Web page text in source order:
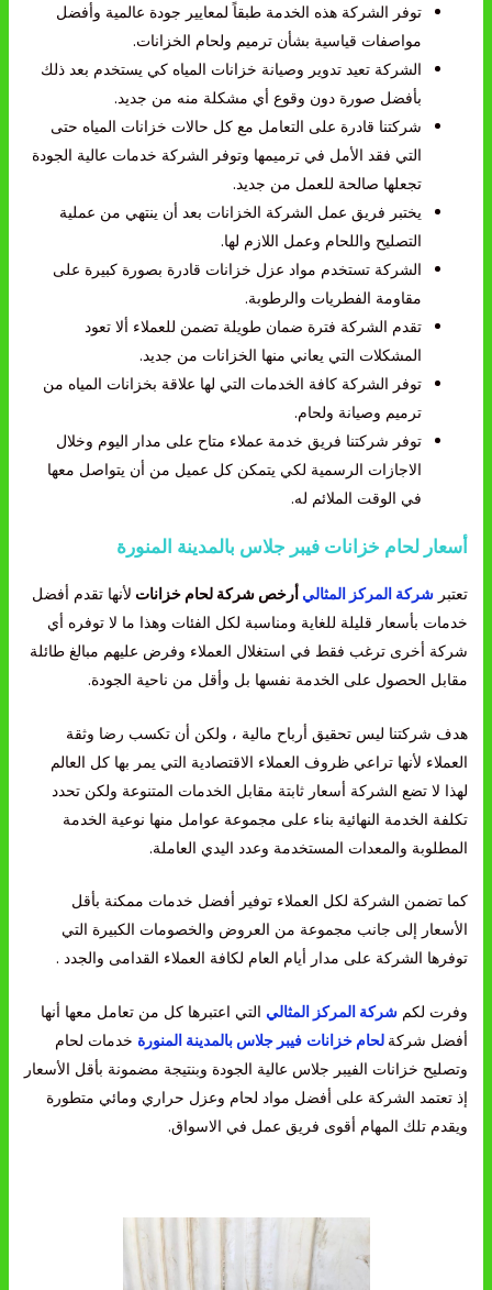
توفر الشركة هذه الخدمة طبقاً لمعايير جودة عالمية وأفضل
مواصفات قياسية بشأن ترميم ولحام الخزانات.
الشركة تعيد تدوير وصيانة خزانات المياه كي يستخدم بعد ذلك
بأفضل صورة دون وقوع أي مشكلة منه من جديد.
شركتنا قادرة على التعامل مع كل حالات خزانات المياه حتى
التي فقد الأمل في ترميمها وتوفر الشركة خدمات عالية الجودة
تجعلها صالحة للعمل من جديد.
يختبر فريق عمل الشركة الخزانات بعد أن ينتهي من عملية
التصليح واللحام وعمل اللازم لها.
الشركة تستخدم مواد عزل خزانات قادرة بصورة كبيرة على
مقاومة الفطريات والرطوبة.
تقدم الشركة فترة ضمان طويلة تضمن للعملاء ألا تعود
المشكلات التي يعاني منها الخزانات من جديد.
توفر الشركة كافة الخدمات التي لها علاقة بخزانات المياه من
ترميم وصيانة ولحام.
توفر شركتنا فريق خدمة عملاء متاح على مدار اليوم وخلال
الاجازات الرسمية لكي يتمكن كل عميل من أن يتواصل معها
في الوقت الملائم له.
أسعار لحام خزانات فيبر جلاس بالمدينة المنورة
تعتبر شركة المركز المثالي أرخص شركة لحام خزانات لأنها تقدم أفضل
خدمات بأسعار قليلة للغاية ومناسبة لكل الفئات وهذا ما لا توفره أي
شركة أخرى ترغب فقط في استغلال العملاء وفرض عليهم مبالغ طائلة
مقابل الحصول على الخدمة نفسها بل وأقل من ناحية الجودة.
هدف شركتنا ليس تحقيق أرباح مالية ، ولكن أن تكسب رضا وثقة
العملاء لأنها تراعي ظروف العملاء الاقتصادية التي يمر بها كل العالم
لهذا لا تضع الشركة أسعار ثابتة مقابل الخدمات المتنوعة ولكن تحدد
تكلفة الخدمة النهائية بناء على مجموعة عوامل منها نوعية الخدمة
المطلوبة والمعدات المستخدمة وعدد اليدي العاملة.
كما تضمن الشركة لكل العملاء توفير أفضل خدمات ممكنة بأقل
الأسعار إلى جانب مجموعة من العروض والخصومات الكبيرة التي
توفرها الشركة على مدار أيام العام لكافة العملاء القدامى والجدد .
وفرت لكم شركة المركز المثالي التي اعتبرها كل من تعامل معها أنها
أفضل شركة لحام خزانات فيبر جلاس بالمدينة المنورة خدمات لحام
وتصليح خزانات الفيبر جلاس عالية الجودة وبنتيجة مضمونة بأقل الأسعار
إذ تعتمد الشركة على أفضل مواد لحام وعزل حراري ومائي متطورة
ويقدم تلك المهام أقوى فريق عمل في الاسواق.